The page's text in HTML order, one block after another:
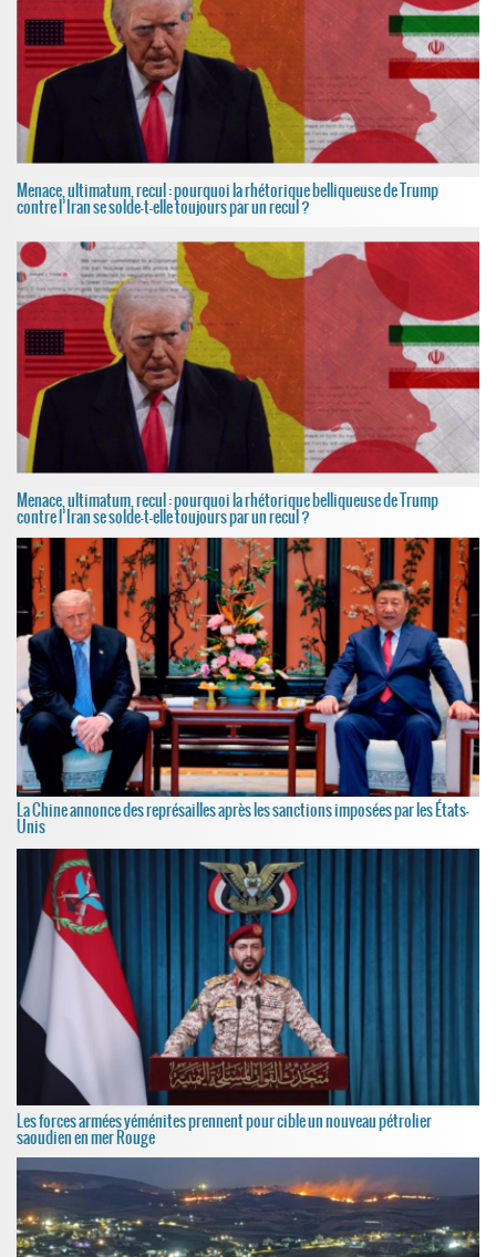
Menace, ultimatum, recul : pourquoi la rhétorique belliqueuse de Trump
contre l’Iran se solde-t-elle toujours par un recul ?
Menace, ultimatum, recul : pourquoi la rhétorique belliqueuse de Trump
contre l’Iran se solde-t-elle toujours par un recul ?
La Chine annonce des représailles après les sanctions imposées par les États-
Unis
Les forces armées yéménites prennent pour cible un nouveau pétrolier
saoudien en mer Rouge